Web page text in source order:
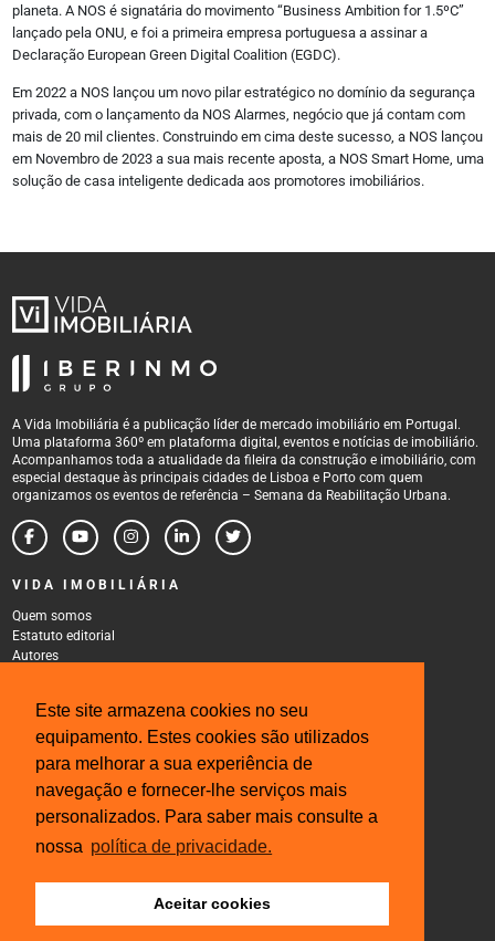
Este site armazena cookies no seu
equipamento. Estes cookies são utilizados
para melhorar a sua experiência de
navegação e fornecer-lhe serviços mais
personalizados. Para saber mais consulte a
nossa política de privacidade.
Aceitar cookies
planeta. A NOS é signatária do movimento “Business Ambition for 1.5ºC”
lançado pela ONU, e foi a primeira empresa portuguesa a assinar a
Declaração European Green Digital Coalition (EGDC).
Em 2022 a NOS lançou um novo pilar estratégico no domínio da segurança
privada, com o lançamento da NOS Alarmes, negócio que já contam com
mais de 20 mil clientes. Construindo em cima deste sucesso, a NOS lançou
em Novembro de 2023 a sua mais recente aposta, a NOS Smart Home, uma
solução de casa inteligente dedicada aos promotores imobiliários.
A Vida Imobiliária é a publicação líder de mercado imobiliário em Portugal.
Uma plataforma 360º em plataforma digital, eventos e notícias de imobiliário.
Acompanhamos toda a atualidade da fileira da construção e imobiliário, com
especial destaque às principais cidades de Lisboa e Porto com quem
organizamos os eventos de referência – Semana da Reabilitação Urbana.
VIDA IMOBILIÁRIA
Quem somos
Estatuto editorial
Autores
CONTACTOS
Rua Gonçalo Cristovão, 185 - 6º
4000-269 Porto
Tel: 222 085 009
Fax: 222 085 010
Email: gestao@iberinmo.com